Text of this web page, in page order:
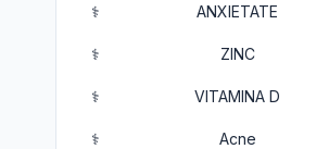
⚕️ ANXIETATE
⚕️ ZINC
⚕️ VITAMINA D
⚕️ Acne